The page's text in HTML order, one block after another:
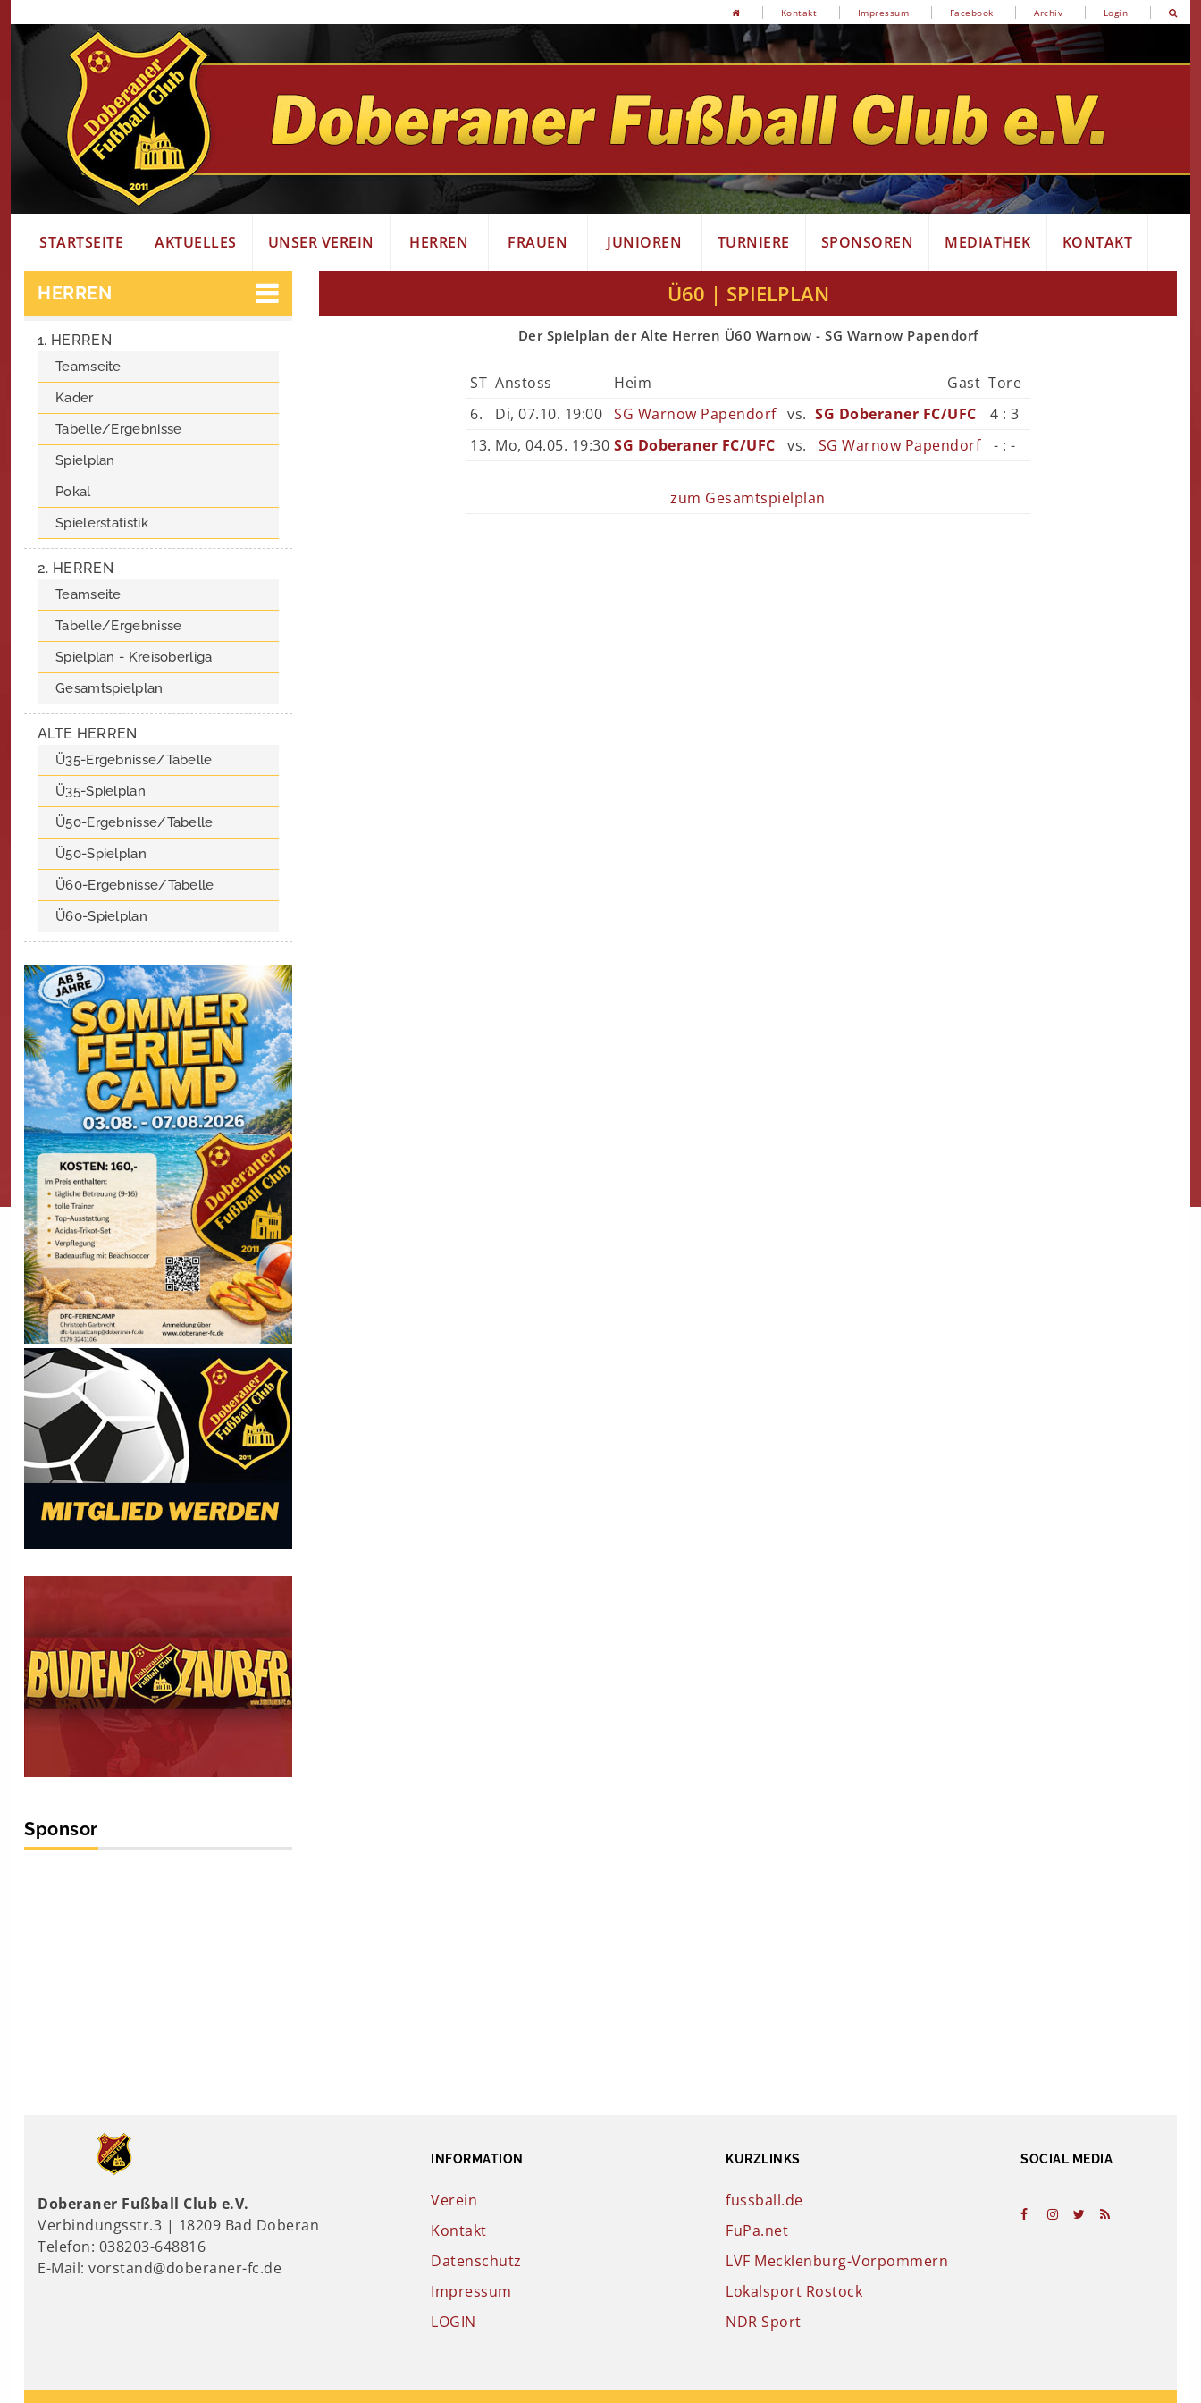
Kontakt Impressum Facebook Archiv Login
STARTSEITE AKTUELLES UNSER VEREIN HERREN FRAUEN JUNIOREN TURNIERE SPONSOREN MEDIATHEK KONTAKT
HERREN Ü60 | SPIELPLAN
1. HERREN
Teamseite
Kader
Tabelle/Ergebnisse
Spielplan
Pokal
Spielerstatistik
2. HERREN
Teamseite
Tabelle/Ergebnisse
Spielplan - Kreisoberliga
Gesamtspielplan
ALTE HERREN
Ü35-Ergebnisse/Tabelle
Ü35-Spielplan
Ü50-Ergebnisse/Tabelle
Ü50-Spielplan
Ü60-Ergebnisse/Tabelle
Ü60-Spielplan
Sponsor
Der Spielplan der Alte Herren Ü60 Warnow - SG Warnow Papendorf
ST Anstoss Heim Gast Tore
6.
Di, 07.10. 19:00 SG Warnow Papendorf vs. SG Doberaner FC/UFC
4 : 3
13. Mo, 04.05. 19:30 SG Doberaner FC/UFC vs. SG Warnow Papendorf - : -
zum Gesamtspielplan
Doberaner Fußball Club e.V.
Verbindungsstr.3 | 18209 Bad Doberan
Telefon: 038203-648816
E-Mail: vorstand@doberaner-fc.de
INFORMATION
Verein
Kontakt
Datenschutz
Impressum
LOGIN
KURZLINKS
fussball.de
FuPa.net
LVF Mecklenburg-Vorpommern
Lokalsport Rostock
NDR Sport
SOCIAL MEDIA